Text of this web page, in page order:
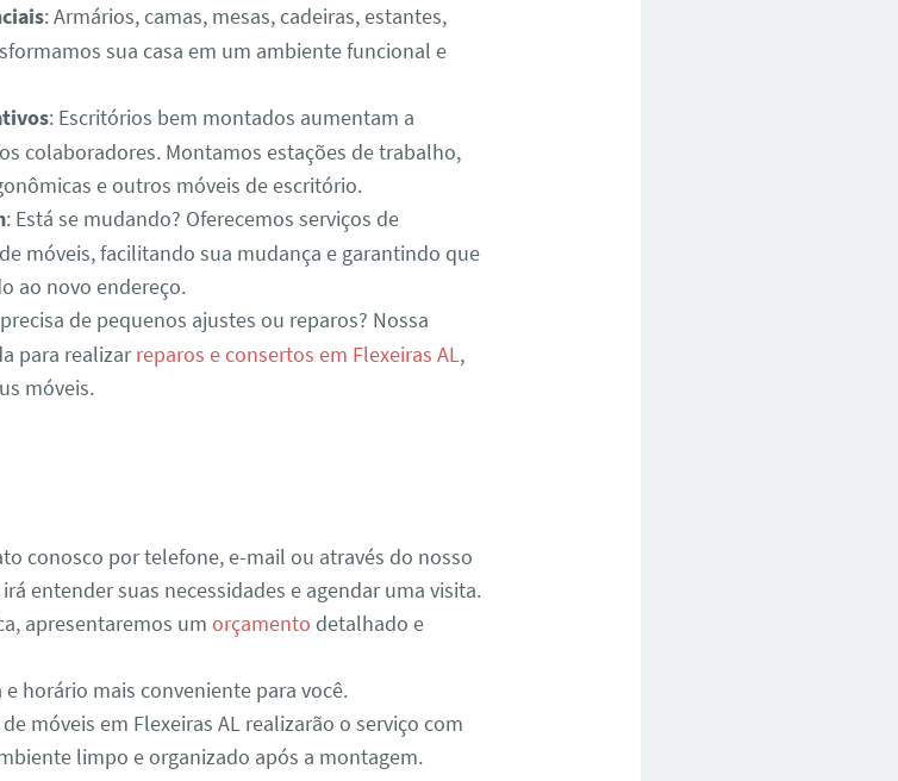
: Armários, camas, mesas, cadeiras, estantes,
sua casa em um ambiente funcional e
: Escritórios bem montados aumentam a
colaboradores. Montamos estações de trabalho,
e outros móveis de escritório.
: Está se mudando? Oferecemos serviços de
móveis, facilitando sua mudança e garantindo que
ao novo endereço.
de pequenos ajustes ou reparos? Nossa
para realizarreparos e consertos em Flexeiras AL ,
móveis.
conosco por telefone, e-mail ou através do nosso
entender suas necessidades e agendar uma visita.
apresentaremos um orçamento detalhado e
e horário mais conveniente para você.
móveis em Flexeiras AL realizarão o serviço com
limpo e organizado após a montagem.